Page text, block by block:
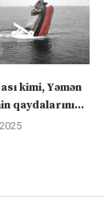
kimi, Yəmən
qaydalarını...